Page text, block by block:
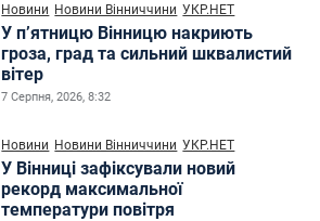
Новини Новини Вінниччини УКР.НЕТ
У п’ятницю Вінницю накриють
гроза, град та сильний шквалистий
вітер
7 Серпня, 2026, 8:32
Новини Новини Вінниччини УКР.НЕТ
У Вінниці зафіксували новий
рекорд максимальної
температури повітря